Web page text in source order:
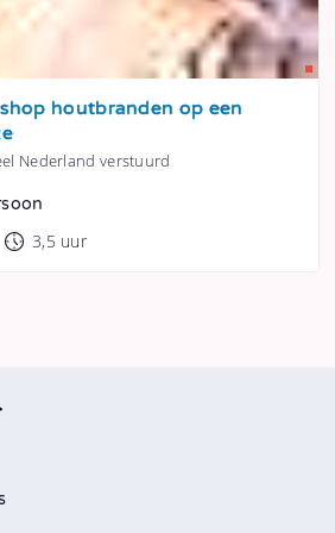
houtbranden op een
Nederland verstuurd
3,5 uur